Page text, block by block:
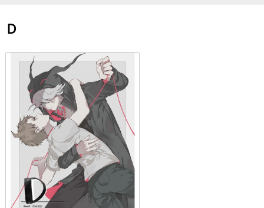
會員功能選單
會員中心
註冊會員
登入
Ｄ